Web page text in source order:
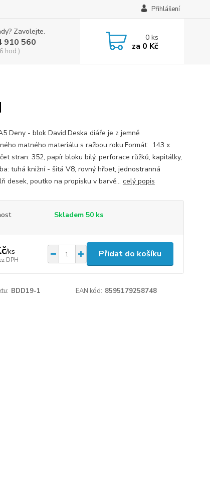
Přihlášení
Zavolejte.
910 560
hod.)
0ks
za 0 Kč
Deny - blok David.Deska diáře je z jemně
matného materiálu s ražbou roku.Formát: 143 x
stran: 352, papír bloku bílý, perforace růžků, kapitálky,
tuhá knižní - šitá V8, rovný hřbet, jednostranná
desek, poutko na propisku v barvě... celý popis
Skladem 50 ks
/ks
DPH
Přidat do košíku
BDD19-1 EAN kód: 8595179258748